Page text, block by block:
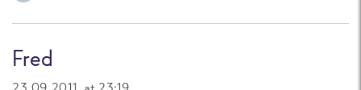
Fred
23.09.2011 at 23:19